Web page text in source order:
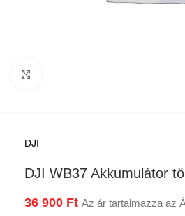
DJI
DJI WB37 Akkumulátor
36 900 Ft Az ár tartalmazza az